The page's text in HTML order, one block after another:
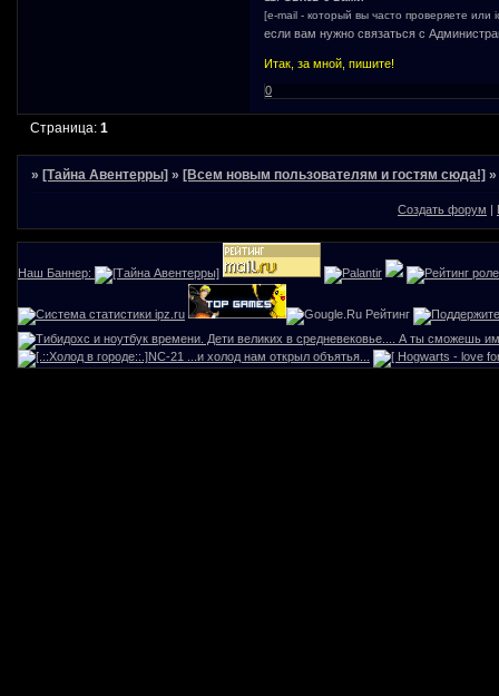
[e-mail - который вы часто проверяете или
если вам нужно связаться с
Итак, за мной, пишите!
0
Страница:1
»[Тайна Авентерры] »[Всем новым пользователям и гостям сюда!]
Создать форум |
Наш Баннер: